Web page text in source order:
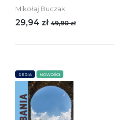
Mikołaj Buczak
29,94 zł 49,90 zł
SERIA NOWOŚCI